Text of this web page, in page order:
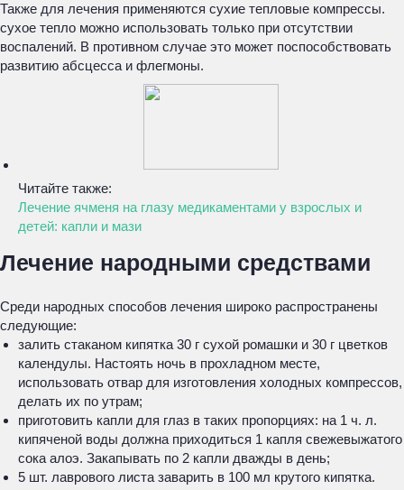
Также для лечения применяются сухие тепловые компрессы.
сухое тепло можно использовать только при отсутствии
воспалений. В противном случае это может поспособствовать
развитию абсцесса и флегмоны.
Читайте также:
Лечение ячменя на глазу медикаментами у взрослых и
детей: капли и мази
Лечение народными средствами
Среди народных способов лечения широко распространены
следующие:
залить стаканом кипятка 30 г сухой ромашки и 30 г цветков
календулы. Настоять ночь в прохладном месте,
использовать отвар для изготовления холодных компрессов,
делать их по утрам;
приготовить капли для глаз в таких пропорциях: на 1 ч. л.
кипяченой воды должна приходиться 1 капля свежевыжатого
сока алоэ. Закапывать по 2 капли дважды в день;
5 шт. лаврового листа заварить в 100 мл крутого кипятка.